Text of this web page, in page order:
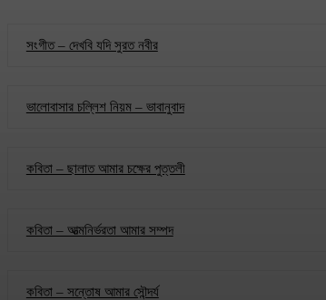
সংগীত – দেখবি যদি সুরত নবীর
ভালোবাসার চল্লিশ নিয়ম – ভাবানুবাদ
কবিতা – ছালাত আমার চক্ষের পুত্তলী
কবিতা – আত্মনির্ভরতা আমার সম্পদ
কবিতা – সন্তোষ আমার সৌন্দর্য